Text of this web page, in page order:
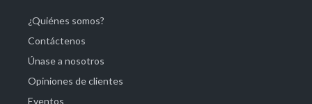
¿Quiénes somos?
Contáctenos
Únase a nosotros
Opiniones de clientes
Eventos